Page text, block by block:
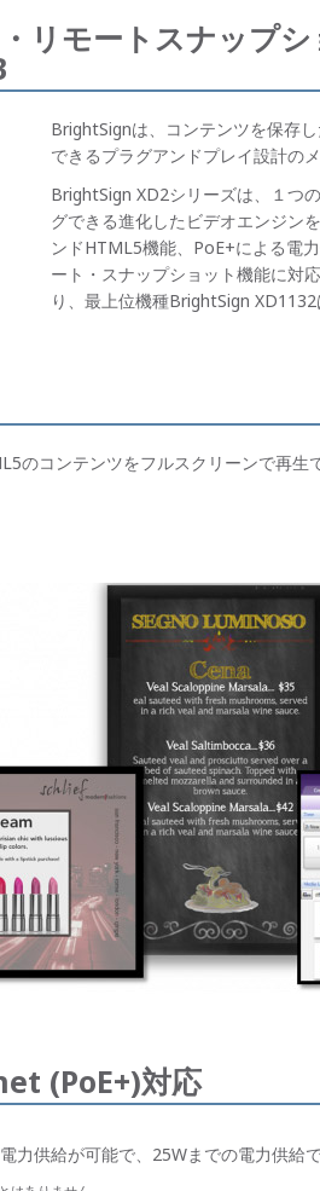
リモートスナップ
BrightSignは、コンテンツを保存
できるプラグアンドプレイ設計の
BrightSign XD2シリーズは、１つ
グできる進化したビデオエンジン
ンドHTML5機能、PoE+による電
ート・スナップショット機能に対
り、最上位機種BrightSign
のコンテンツをフルスクリーンで再生
(PoE+)対応
力供給が可能で、25Wまでの電力供給